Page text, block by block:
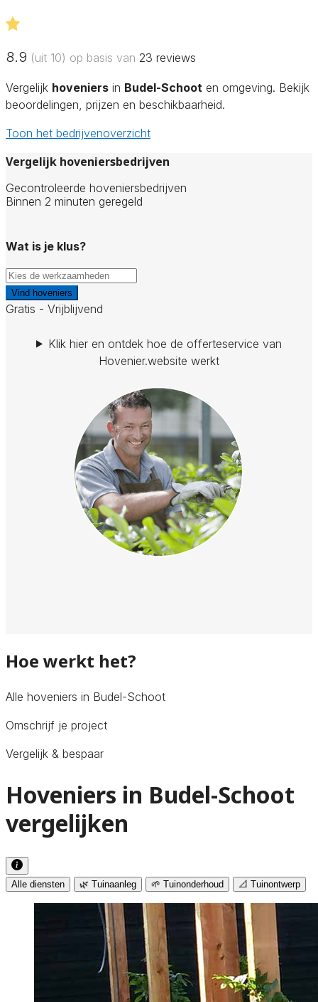
8.9 (uit 10) op basis van 23 reviews
Vergelijk hoveniers in Budel-Schoot en omgeving. Bekijk
beoordelingen, prijzen en beschikbaarheid.
Toon het bedrijvenoverzicht
Vergelijk hoveniersbedrijven
Gecontroleerde hoveniersbedrijven
Binnen 2 minuten geregeld
Wat is je klus?
Vind hoveniers
Gratis - Vrijblijvend
Klik hier en ontdek hoe de offerteservice van
Hovenier.website werkt
Hoe werkt het?
Alle hoveniers in Budel-Schoot
Omschrijf je project
Vergelijk & bespaar
Hoveniers in Budel-Schoot
vergelijken
Alle diensten 🌿 Tuinaanleg 🌱 Tuinonderhoud 📐 Tuinontwerp